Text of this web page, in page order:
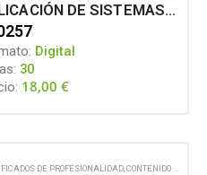
APLICACIÓN DE SISTEMAS INFORMÁTICOS EN BAR Y CAFETERÍA
Digital
30
18,00€
DE PROFESIONALIDAD,CONTENIDO EN FORMATO DIGITAL